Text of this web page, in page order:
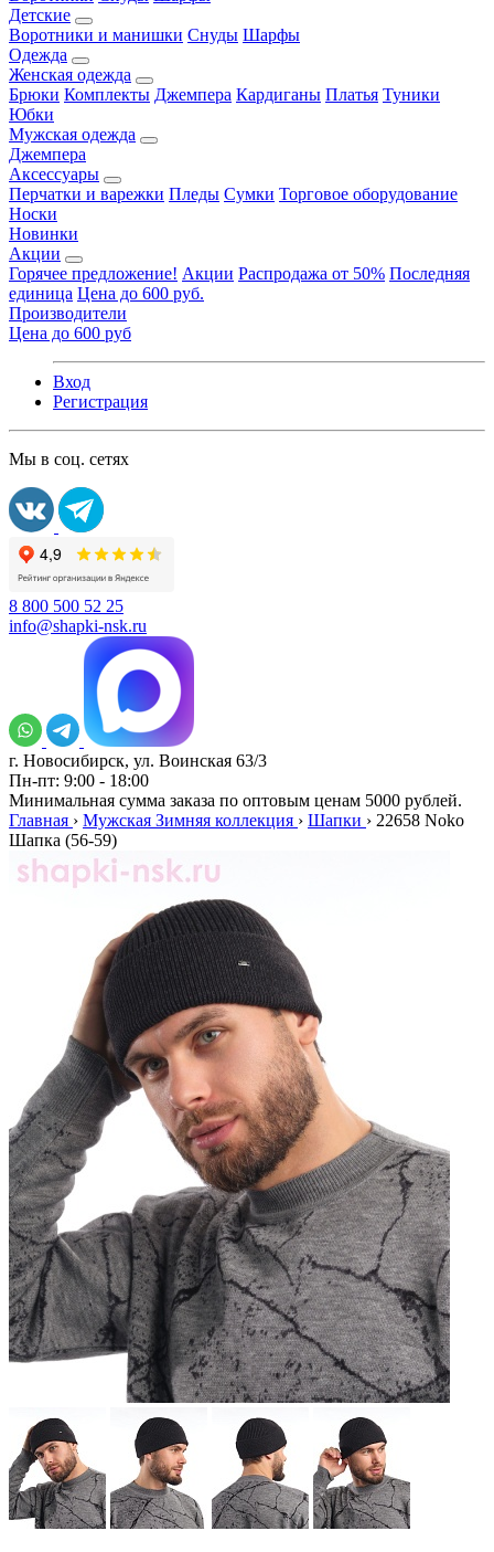
Детские
Воротники и манишки Снуды Шарфы
Одежда
Женская одежда
Брюки Комплекты Джемпера Кардиганы Платья Туники
Юбки
Мужская одежда
Джемпера
Аксессуары
Перчатки и варежки Пледы Сумки Торговое оборудование
Носки
Новинки
Акции
Горячее предложение! Акции Распродажа от 50% Последняя
единица Цена до 600 руб.
Производители
Цена до 600 руб
Вход
Регистрация
Мы в соц. сетях
8 800 500 52 25
info@shapki-nsk.ru
г. Новосибирск, ул. Воинская 63/3
Пн-пт: 9:00 - 18:00
Минимальная сумма заказа по оптовым ценам 5000 рублей.
Главная › Мужская Зимняя коллекция › Шапки › 22658 Noko
Шапка (56-59)